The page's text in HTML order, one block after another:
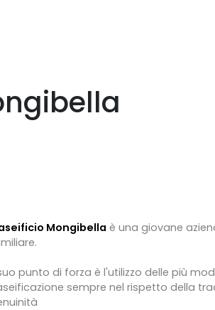
Mongibella è una giovane
punto di forza è l'utilizzo delle più
sempre nel rispetto della